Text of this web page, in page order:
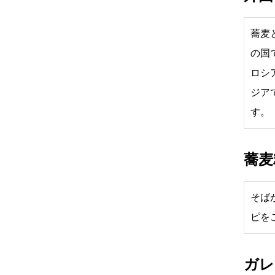
蕎麦
の国
ロシ
ジア
す。
蕎
そば
ピを
ガ